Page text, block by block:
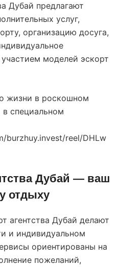
Дубай предлагают
услуг,
организацию досуга,
моделей эскорт
жизни в роскошном
специальном
burzhuy.invest/reel/DHLw
Дубай — ваш
отдыху
агентства Дубай делают
и индивидуальном
ориентированы на
пожеланий,